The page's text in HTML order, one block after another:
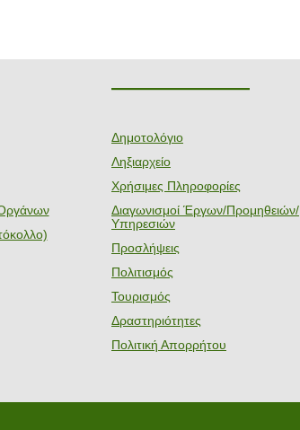
———————
Δημοτολόγιο
Ληξιαρχείο
Χρήσιμες Πληροφορίες
Διαγωνισμοί Έργων/Προμηθειών/
Υπηρεσιών
Προσλήψεις
Πολιτισμός
Τουρισμός
Δραστηριότητες
Πολιτική Απορρήτου